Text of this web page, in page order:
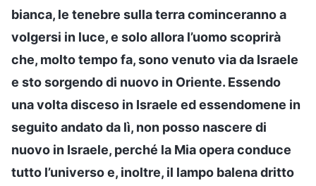
bianca, le tenebre sulla terra cominceranno a
volgersi in luce, e solo allora l’uomo scoprirà
che, molto tempo fa, sono venuto via da Israele
e sto sorgendo di nuovo in Oriente. Essendo
una volta disceso in Israele ed essendomene in
seguito andato da lì, non posso nascere di
nuovo in Israele, perché la Mia opera conduce
tutto l’universo e, inoltre, il lampo balena dritto